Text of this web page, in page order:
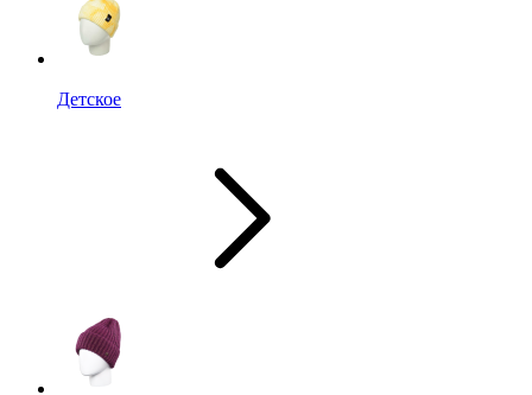
Детское